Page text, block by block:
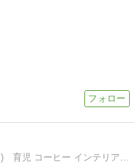
ちょっと働く主婦のブログです(｀_´)ゞ育児 コーヒー インテリア LEGOの事を書いてます